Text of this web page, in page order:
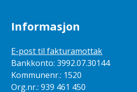
Informasjon
E-post til fakturamottak
Bankkonto: 3992.07.30144
Kommunenr.: 1520
Org.nr.: 939 461 450